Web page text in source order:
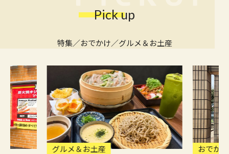
愛される手土産特集
で西糀谷四丁目町会「子供
Pick up
特集／おでかけ／グルメ＆お土産
グルメ＆お土産 おでかけ